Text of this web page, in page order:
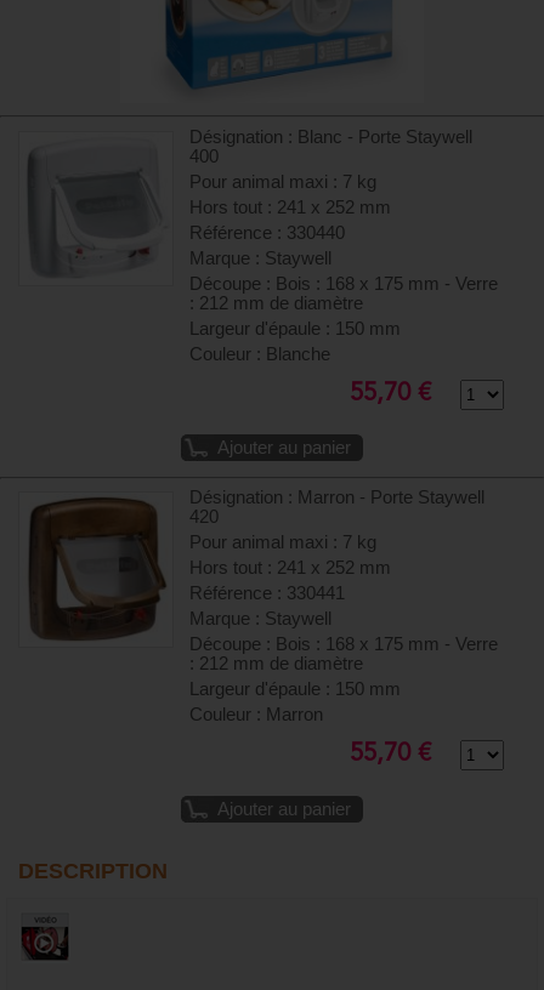
Désignation : Blanc - Porte Staywell
400
Pour animal maxi : 7 kg
Hors tout : 241 x 252 mm
Référence : 330440
Marque : Staywell
Découpe : Bois : 168 x 175 mm - Verre
: 212 mm de diamètre
Largeur d'épaule : 150 mm
Couleur : Blanche
55,70 €
Ajouter au panier
Désignation : Marron - Porte Staywell
420
Pour animal maxi : 7 kg
Hors tout : 241 x 252 mm
Référence : 330441
Marque : Staywell
Découpe : Bois : 168 x 175 mm - Verre
: 212 mm de diamètre
Largeur d'épaule : 150 mm
Couleur : Marron
55,70 €
Ajouter au panier
DESCRIPTION